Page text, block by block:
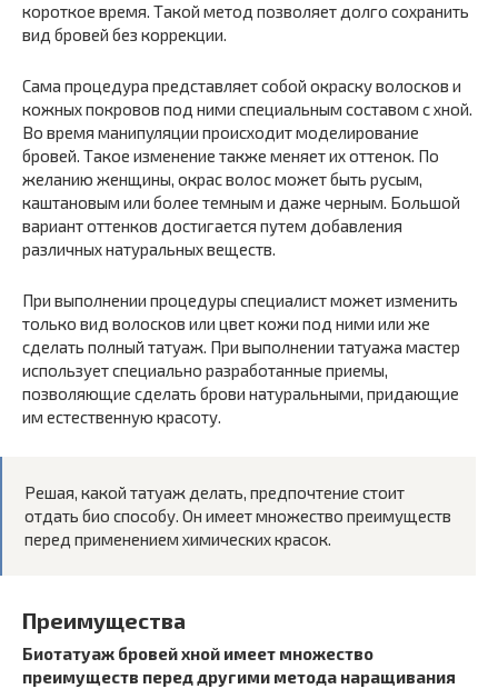
короткое время. Такой метод позволяет долго сохранить
вид бровей без коррекции.
Сама процедура представляет собой окраску волосков и
кожных покровов под ними специальным составом с хной.
Во время манипуляции происходит моделирование
бровей. Такое изменение также меняет их оттенок. По
желанию женщины, окрас волос может быть русым,
каштановым или более темным и даже черным. Большой
вариант оттенков достигается путем добавления
различных натуральных веществ.
При выполнении процедуры специалист может изменить
только вид волосков или цвет кожи под ними или же
сделать полный татуаж. При выполнении татуажа мастер
использует специально разработанные приемы,
позволяющие сделать брови натуральными, придающие
им естественную красоту.
Решая, какой татуаж делать, предпочтение стоит
отдать био способу. Он имеет множество преимуществ
перед применением химических красок.
Преимущества
Биотатуаж бровей хной имеет множество
преимуществ перед другими метода наращивания